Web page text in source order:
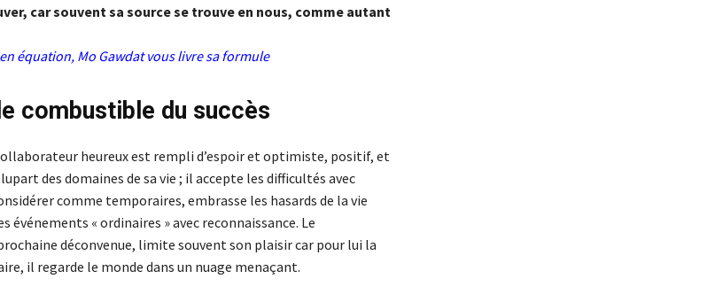
car souvent sa source se trouve en nous, comme autant
équation, Mo Gawdat vous livre sa formule
combustible du succès
heureux est rempli d’espoir et optimiste, positif, et
des domaines de sa vie ; il accepte les difficultés avec
comme temporaires, embrasse les hasards de la vie
événements « ordinaires » avec reconnaissance. Le
déconvenue, limite souvent son plaisir car pour lui la
il regarde le monde dans un nuage menaçant.